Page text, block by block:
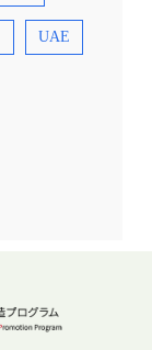
UAE